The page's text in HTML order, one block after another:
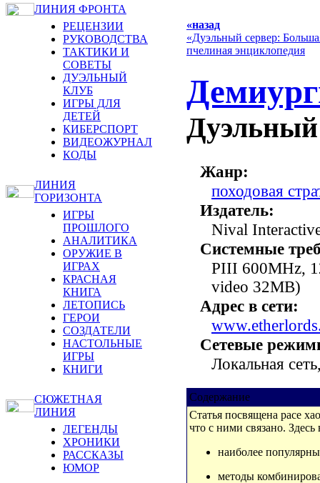
ЛИНИЯ ФРОНТА
РЕЦЕНЗИИ
РУКОВОДСТВА
ТАКТИКИ И
СОВЕТЫ
ДУЭЛЬНЫЙ
КЛУБ
ИГРЫ ДЛЯ
ДЕТЕЙ
КИБЕРСПОРТ
ВИДЕОЖУРНАЛ
КОДЫ
ЛИНИЯ
ГОРИЗОНТА
ИГРЫ
ПРОШЛОГО
АНАЛИТИКА
ОРУЖИЕ В
ИГРАХ
КРАСНАЯ
КНИГА
ЛЕТОПИСЬ
ГЕРОИ
СОЗДАТЕЛИ
НАСТОЛЬНЫЕ
ИГРЫ
КНИГИ
СЮЖЕТНАЯ
ЛИНИЯ
ЛЕГЕНДЫ
ХРОНИКИ
РАССКАЗЫ
ЮМОР
«назад
«Дуэльный сервер:
пчелиная энциклопедия
Дуэльный
Жанр:
походовая
Издатель:
Nival
Системные
PIII 600MHz,
video 32MB)
Адрес в сети:
Сетевые
Локальная
Содержание
Статья посвящена расе
что с ними связано. Здесь
наиболее
методы